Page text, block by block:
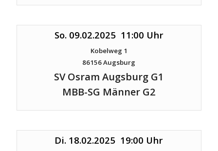
So. 09.02.2025 11:00 Uhr
Kobelweg 1
86156 Augsburg
SV Osram Augsburg G1
MBB-SG Männer G2
Di. 18.02.2025 19:00 Uhr